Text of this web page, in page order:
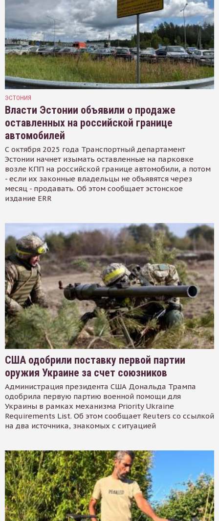
ЭСТОНИЯ
Власти Эстонии объявили о продаже
оставленных на российской границе
автомобилей
С октября 2025 года Транспортный департамент
Эстонии начнет изымать оставленные на парковке
возле КПП на российской границе автомобили, а потом
- если их законные владельцы не объявятся через
месяц - продавать. Об этом сообщает эстонское
издание ERR
США одобрили поставку первой партии
оружия Украине за счет союзников
Администрация президента США Дональда Трампа
одобрила первую партию военной помощи для
Украины в рамках механизма Priority Ukraine
Requirements List. Об этом сообщает Reuters со ссылкой
на два источника, знакомых с ситуацией